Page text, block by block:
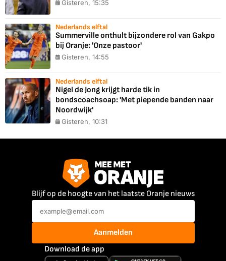
Gisteren, 15:35
Nederlands elftal
Summerville onthult bijzondere rol van Gakpo
bij Oranje: 'Onze pastoor'
Gisteren, 14:55
Nederlands elftal
Nigel de Jong krijgt harde tik in
bondscoachsoap: 'Met piepende banden naar
Noordwijk'
Gisteren, 10:31
Blijf op de hoogte van het laatste Oranje nieuws
Aanmelden
Download de app